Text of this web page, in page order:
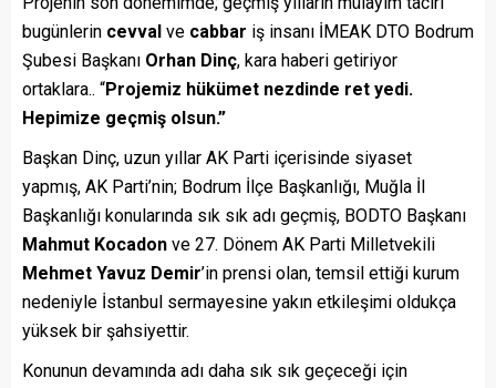
bugünlerin cevval ve cabbar iş insanı İMEAK DTO Bodrum
Şubesi Başkanı Orhan Dinç, kara haberi getiriyor
ortaklara.. “Projemiz hükümet nezdinde ret yedi.
Hepimize geçmiş olsun.”
Başkan Dinç, uzun yıllar AK Parti içerisinde siyaset
yapmış, AK Parti’nin; Bodrum İlçe Başkanlığı, Muğla İl
Başkanlığı konularında sık sık adı geçmiş, BODTO Başkanı
Mahmut Kocadon ve 27. Dönem AK Parti Milletvekili
Mehmet Yavuz Demir’in prensi olan, temsil ettiği kurum
nedeniyle İstanbul sermayesine yakın etkileşimi oldukça
yüksek bir şahsiyettir.
Konunun devamında adı daha sık sık geçeceği için